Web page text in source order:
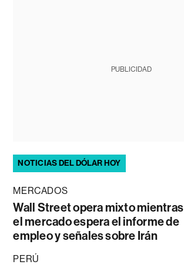
PUBLICIDAD
NOTICIAS DEL DÓLAR HOY
MERCADOS
Wall Street opera mixto mientras
el mercado espera el informe de
empleo y señales sobre Irán
PERÚ